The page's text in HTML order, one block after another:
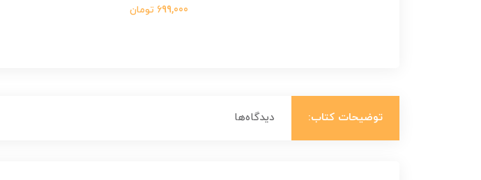
699,000 تومان
توضیحات کتاب: دیدگاه‌ها